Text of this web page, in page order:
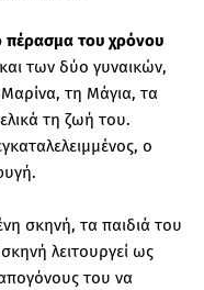
πέρασμα του χρόνου
των δύο γυναικών,
τη Μάγια, τα
τη ζωή του.
ο
σκηνή, τα παιδιά του
λειτουργεί ως
του να